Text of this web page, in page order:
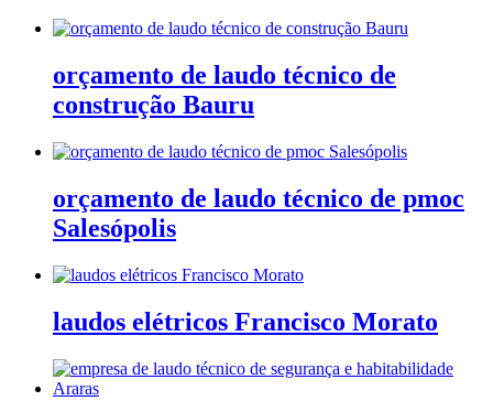
orçamento de laudo técnico de
construção Bauru
orçamento de laudo técnico de pmoc
Salesópolis
laudos elétricos Francisco Morato